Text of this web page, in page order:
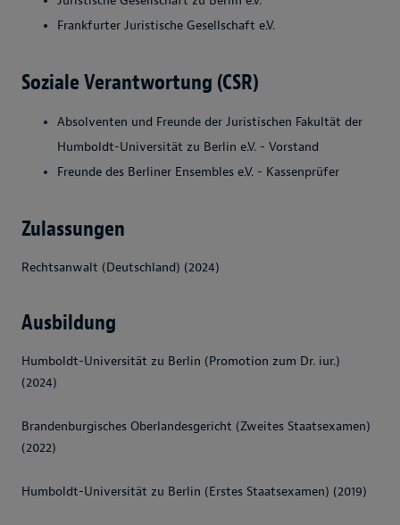
Frankfurter Juristische Gesellschaft e.V.
Soziale Verantwortung (CSR)
Absolventen und Freunde der Juristischen Fakultät der
Humboldt-Universität zu Berlin e.V. - Vorstand
Freunde des Berliner Ensembles e.V. - Kassenprüfer
Zulassungen
Rechtsanwalt (Deutschland) (2024)
Ausbildung
Humboldt-Universität zu Berlin (Promotion zum Dr. iur.)
(2024)
Brandenburgisches Oberlandesgericht (Zweites Staatsexamen)
(2022)
Humboldt-Universität zu Berlin (Erstes Staatsexamen) (2019)